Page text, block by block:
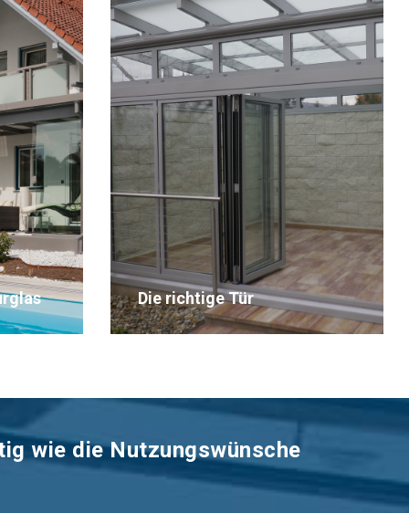
Wintergartenbeschattung
Wintergartenbeschattung
wie die Nutzungswünsche